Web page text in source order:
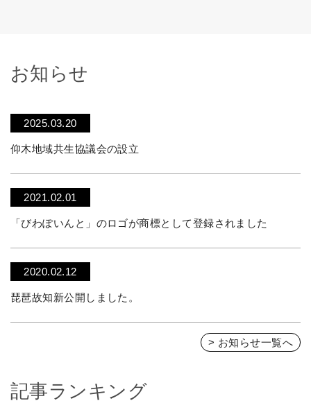
お知らせ
2025.03.20
仰木地域共生協議会の設立
2021.02.01
「びわぽいんと」のロゴが商標として登録されました
2020.02.12
琵琶故知新公開しました。
> お知らせ一覧へ
記事ランキング